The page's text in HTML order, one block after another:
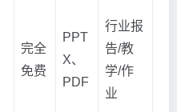
完全
免费
PPT
X、
PDF
行业报
告/教
学/作
业